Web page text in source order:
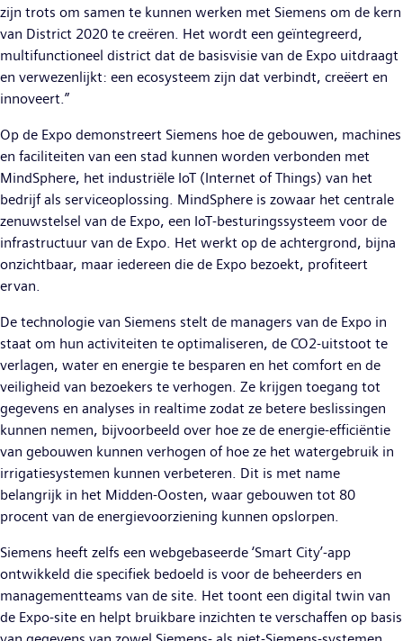
zijn trots om samen te kunnen werken met Siemens om de kern
van District 2020 te creëren. Het wordt een geïntegreerd,
multifunctioneel district dat de basisvisie van de Expo uitdraagt
en verwezenlijkt: een ecosysteem zijn dat verbindt, creëert en
innoveert.”
Op de Expo demonstreert Siemens hoe de gebouwen, machines
en faciliteiten van een stad kunnen worden verbonden met
MindSphere, het industriële IoT (Internet of Things) van het
bedrijf als serviceoplossing. MindSphere is zowaar het centrale
zenuwstelsel van de Expo, een IoT-besturingssysteem voor de
infrastructuur van de Expo. Het werkt op de achtergrond, bijna
onzichtbaar, maar iedereen die de Expo bezoekt, profiteert
ervan.
De technologie van Siemens stelt de managers van de Expo in
staat om hun activiteiten te optimaliseren, de CO2-uitstoot te
verlagen, water en energie te besparen en het comfort en de
veiligheid van bezoekers te verhogen. Ze krijgen toegang tot
gegevens en analyses in realtime zodat ze betere beslissingen
kunnen nemen, bijvoorbeeld over hoe ze de energie-efficiëntie
van gebouwen kunnen verhogen of hoe ze het watergebruik in
irrigatiesystemen kunnen verbeteren. Dit is met name
belangrijk in het Midden-Oosten, waar gebouwen tot 80
procent van de energievoorziening kunnen opslorpen.
Siemens heeft zelfs een webgebaseerde ‘Smart City’-app
ontwikkeld die specifiek bedoeld is voor de beheerders en
managementteams van de site. Het toont een digital twin van
de Expo-site en helpt bruikbare inzichten te verschaffen op basis